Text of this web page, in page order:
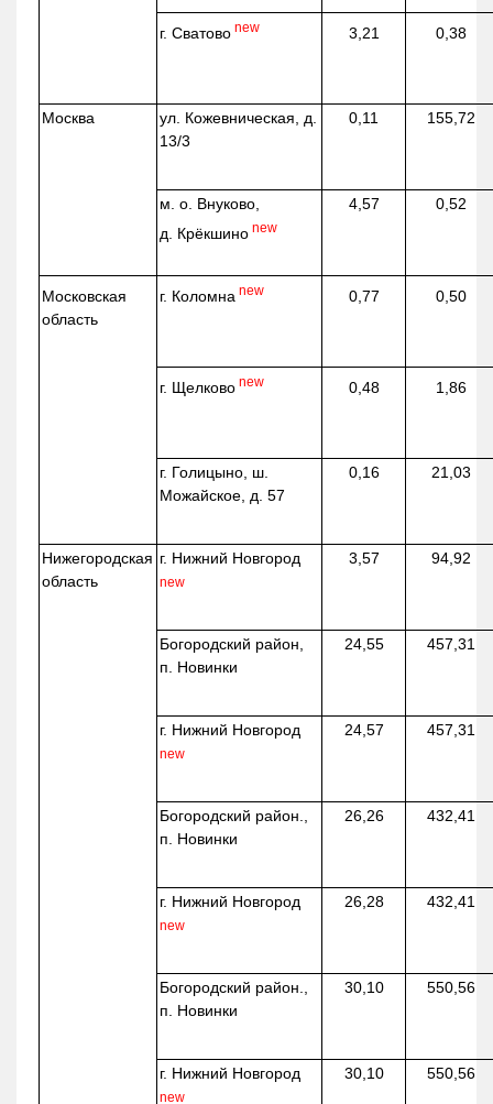
г. Сватово new 3,21 0,38
Москва ул. Кожевническая, д.
13/3
0,11 155,72
м. о. Внуково,
д. Крёкшино new
4,57 0,52
Московская
область
г. Коломна new 0,77 0,50
г. Щелково new 0,48 1,86
г. Голицыно, ш.
Можайское, д. 57
0,16 21,03
Нижегородская
область
г. Нижний Новгород
new
3,57 94,92
Богородский район,
п. Новинки
24,55 457,31
г. Нижний Новгород
new
24,57 457,31
Богородский район.,
п. Новинки
26,26 432,41
г. Нижний Новгород
new
26,28 432,41
Богородский район.,
п. Новинки
30,10 550,56
г. Нижний Новгород
new
30,10 550,56